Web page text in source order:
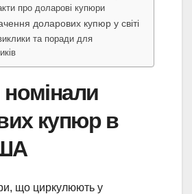
про доларові купюри
доларових купюр у світі
та поради для
номінали
купюр в
що циркулюють у